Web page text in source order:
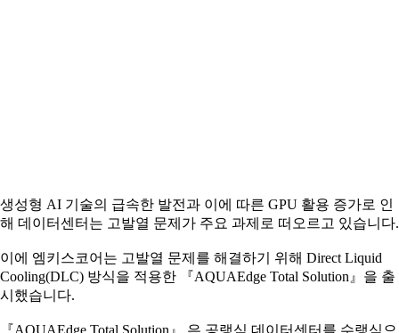
생성형 AI 기술의 급속한 발전과 이에 따른 GPU 활용 증가로 인
해 데이터센터는 고발열 문제가 주요 과제로 떠오르고 있습니다.
이에 엠키스코어는 고발열 문제를 해결하기 위해 Direct Liquid
Cooling(DLC) 방식을 적용한 『AQUAEdge Total Solution』을 출
시했습니다.
『AQUAEdge Total Solution』 은 공랭식 데이터센터를 수랭식으